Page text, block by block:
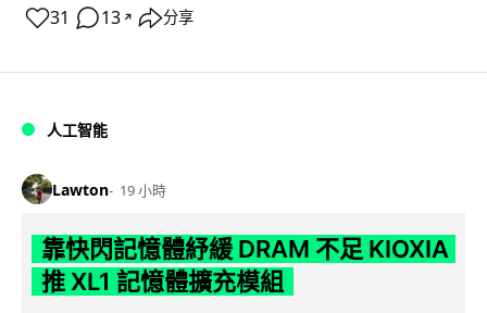
31 13 ↗ 分享
人工智能
Lawton 19 小時
靠快閃記憶體紓緩 DRAM 不足 KIOXIA
推 XL1 記憶體擴充模組